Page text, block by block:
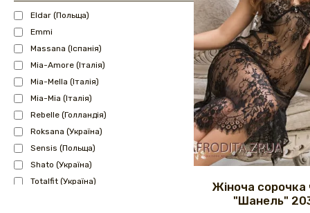
Eldar (Польща)
Emmi
Massana (Іспанія)
Mia-Amore (Італія)
Mia-Mella (Італія)
Mia-Mia (Італія)
Rebelle (Голландія)
Roksana (Україна)
Sensis (Польща)
Shato (Україна)
Totalfit (Україна)
Жіноча сорочка
"Шанель"